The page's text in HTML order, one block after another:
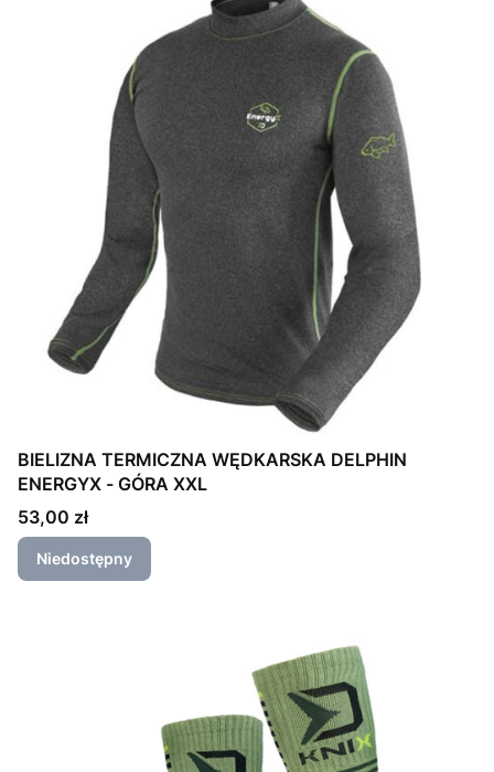
BIELIZNA TERMICZNA WĘDKARSKA DELPHIN
ENERGYX - GÓRA XXL
Cena
53,00 zł
Niedostępny